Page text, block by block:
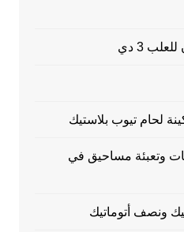
3 دي
لحام تيوب بلاستيك
وتعبئة مساحيق في
ونصف أتوماتيك